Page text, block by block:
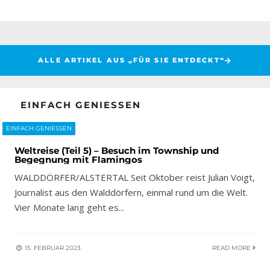
ALLE ARTIKEL AUS „FÜR SIE ENTDECKT“
EINFACH GENIESSEN
EINFACH GENIESSEN
Weltreise (Teil 5) – Besuch im Township und
Begegnung mit Flamingos
WALDDÖRFER/ALSTERTAL Seit Oktober reist Julian Voigt,
Journalist aus den Walddörfern, einmal rund um die Welt.
Vier Monate lang geht es...
15. FEBRUAR 2023 READ MORE